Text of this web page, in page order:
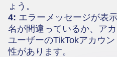
ょう。
4: エラーメッセージが表
名が間違っているか、ア
ユーザーのTikTokアカウ
性があります。